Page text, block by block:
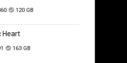
120 GB
Heart
163 GB